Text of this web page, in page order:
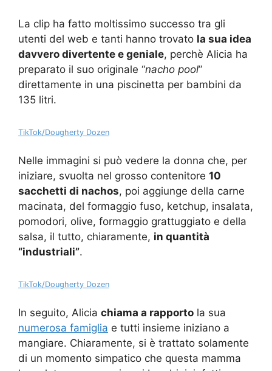
La clip ha fatto moltissimo successo tra gli
utenti del web e tanti hanno trovato la sua idea
davvero divertente e geniale, perchè Alicia ha
preparato il suo originale “nacho pool”
direttamente in una piscinetta per bambini da
135 litri.
TikTok/Dougherty Dozen
Nelle immagini si può vedere la donna che, per
iniziare, svuolta nel grosso contenitore 10
sacchetti di nachos, poi aggiunge della carne
macinata, del formaggio fuso, ketchup, insalata,
pomodori, olive, formaggio grattuggiato e della
salsa, il tutto, chiaramente, in quantità
“industriali”.
TikTok/Dougherty Dozen
In seguito, Alicia chiama a rapporto la sua
numerosa famiglia e tutti insieme iniziano a
mangiare. Chiaramente, si è trattato solamente
di un momento simpatico che questa mamma